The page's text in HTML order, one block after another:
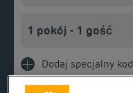
Dodaj specjalny kod